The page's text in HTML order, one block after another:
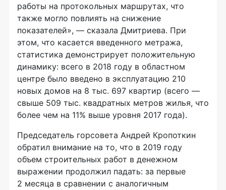
работы на протокольных маршрутах, что
также могло повлиять на снижение
показателей», — сказала Дмитриева. При
этом, что касается введенного метража,
статистика демонстрирует положительную
динамику: всего в 2018 году в областном
центре было введено в эксплуатацию 210
новых домов на 8 тыс. 697 квартир (всего —
свыше 509 тыс. квадратных метров жилья, что
более чем на 11% выше уровня 2017 года).
Председатель горсовета Андрей Кропоткин
обратил внимание на то, что в 2019 году
объем строительных работ в денежном
выражении продолжил падать: за первые
2 месяца в сравнении с аналогичным